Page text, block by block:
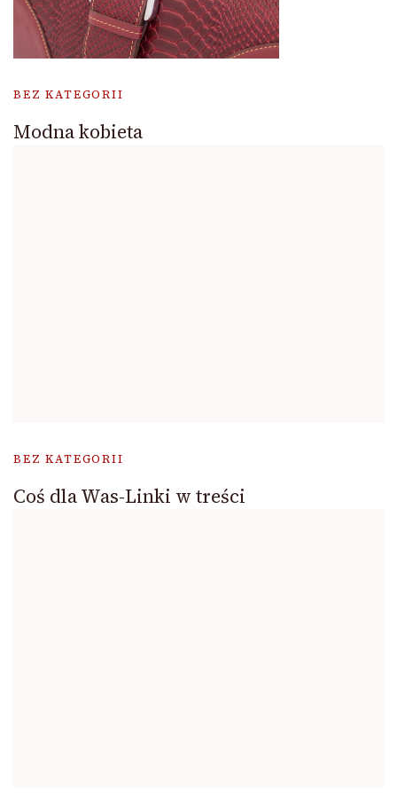
BEZ KATEGORII
Modna kobieta
BEZ KATEGORII
Coś dla Was-Linki w treści